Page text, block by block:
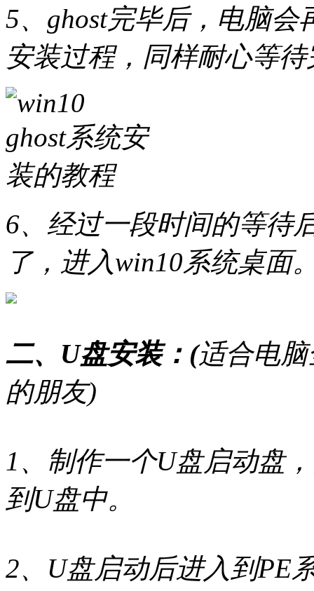
5、ghost完毕后，电脑会
安装过程，同样耐心等
6、经过一段时间的等待
了，进入win10系统桌面
二、U盘安装：(适合电
的朋友)
1、制作一个U盘启动盘
到U盘中。
2、U盘启动后进入到PE